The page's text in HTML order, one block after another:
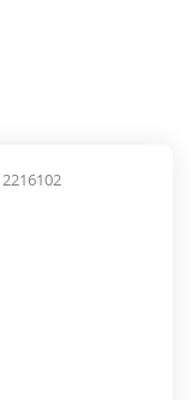
2216102